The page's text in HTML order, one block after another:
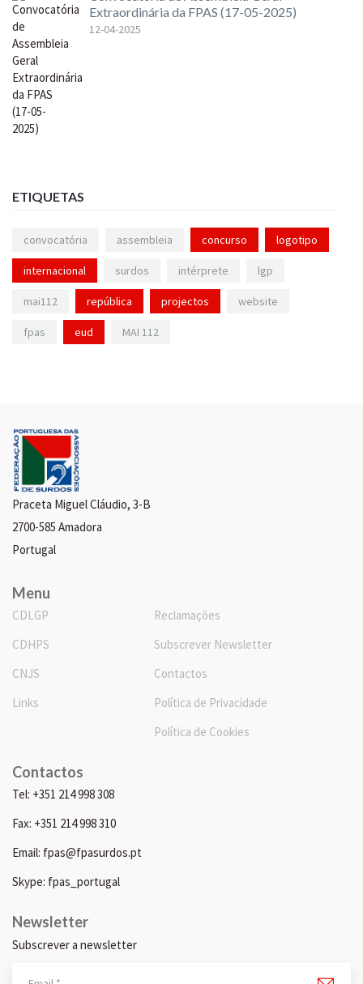
Extraordinária da FPAS (17-05-2025)
12-04-2025
ETIQUETAS
convocatória assembleia concurso logotipo
internacional surdos intérprete lgp
mai112 república projectos website
fpas eud MAI 112
Praceta Miguel Cláudio, 3-B
2700-585 Amadora
Portugal
Menu
CDLGP
CDHPS
CNJS
Links
Reclamações
Subscrever Newsletter
Contactos
Política de Privacidade
Política de Cookies
Contactos
Tel: +351 214 998 308
Fax: +351 214 998 310
Email: fpas@fpasurdos.pt
Skype: fpas_portugal
Newsletter
Subscrever a newsletter